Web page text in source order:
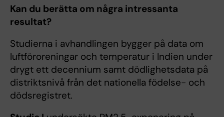
Kan du berätta om några intressanta
resultat?
Studierna i avhandlingen bygger på data om
luftföroreningar och temperatur i Indien under
drygt ett decennium samt dödlighetsdata på
distriktsnivå från det nationella födelse- och
dödsregistret.